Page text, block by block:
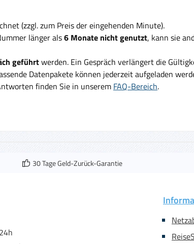
(zzgl. zum Preis der eingehenden Minute).
länger als6 Monate nicht genutzt, kann sie
geführtwerden. Ein Gespräch verlängert die
Datenpakete können jederzeit aufgeladen
finden Sie in unserem FAQ-Bereich.
30 Tage Geld-Zurück-Garantie